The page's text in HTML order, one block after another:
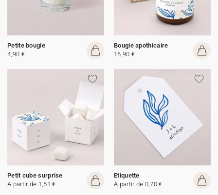
Petite bougie
4,90 €
Bougie apothicaire
16,90 €
Petit cube surprise
A partir de 1,51 €
Etiquette
A partir de 0,70 €